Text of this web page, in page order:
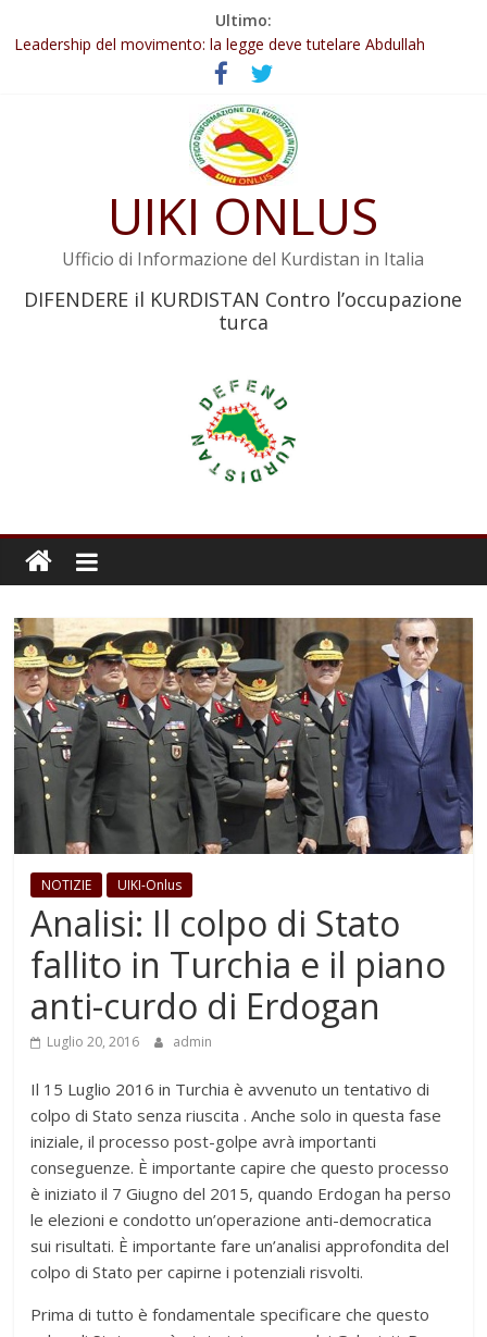
Ultimo:
Abdullah Öcalan: Le legge negativa deve essere trasformata in
legge positiva
Leadership del movimento: la legge deve tutelare Abdullah
Commissione donne del KNK: Şengal è di nuovo sotto minaccia
Non tenere conto della situazione di Rêber Apo ostacolerebbe
Il KNK chiede un’azione internazionale contro i crimini di guerra
UIKI ONLUS
Ufficio di Informazione del Kurdistan in Italia
DIFENDERE il KURDISTAN Contro l’occupazione
turca
NOTIZIE UIKI-Onlus
Analisi: Il colpo di Stato
fallito in Turchia e il piano
anti-curdo di Erdogan
Luglio 20, 2016 admin
Il 15 Luglio 2016 in Turchia è avvenuto un tentativo di
colpo di Stato senza riuscita . Anche solo in questa fase
iniziale, il processo post-golpe avrà importanti
conseguenze. È importante capire che questo processo
è iniziato il 7 Giugno del 2015, quando Erdogan ha perso
le elezioni e condotto un’operazione anti-democratica
sui risultati. È importante fare un’analisi approfondita del
colpo di Stato per capirne i potenziali risvolti.
Prima di tutto è fondamentale specificare che questo